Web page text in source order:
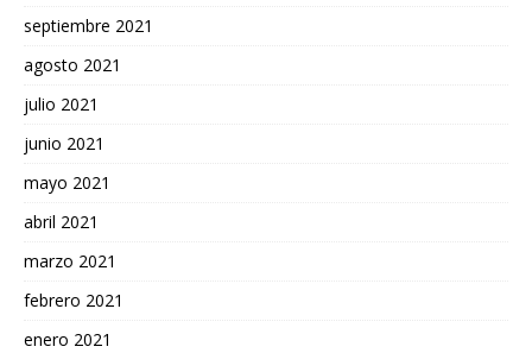
septiembre 2021
agosto 2021
julio 2021
junio 2021
mayo 2021
abril 2021
marzo 2021
febrero 2021
enero 2021